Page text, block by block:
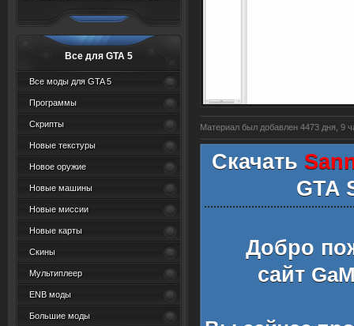
Все для GTA 5
Все моды для GTA 5
Программы
Скрипты
Новые текстуры
Новое оружие
Новые машины
Новые миссии
Новые карты
Скины
Мультиплеер
ENB моды
Большие моды
Материал был добавлен 4473 дня, 9
Скачать
GTA
Добро
сайт